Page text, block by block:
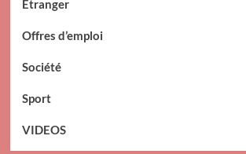
Etranger
Offres d’emploi
Société
Sport
VIDEOS